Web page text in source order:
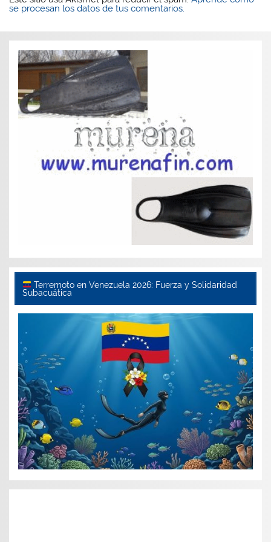
se procesan los datos de tus comentarios.
Terremoto en Venezuela 2026: Fuerza y Solidaridad
Subacuática